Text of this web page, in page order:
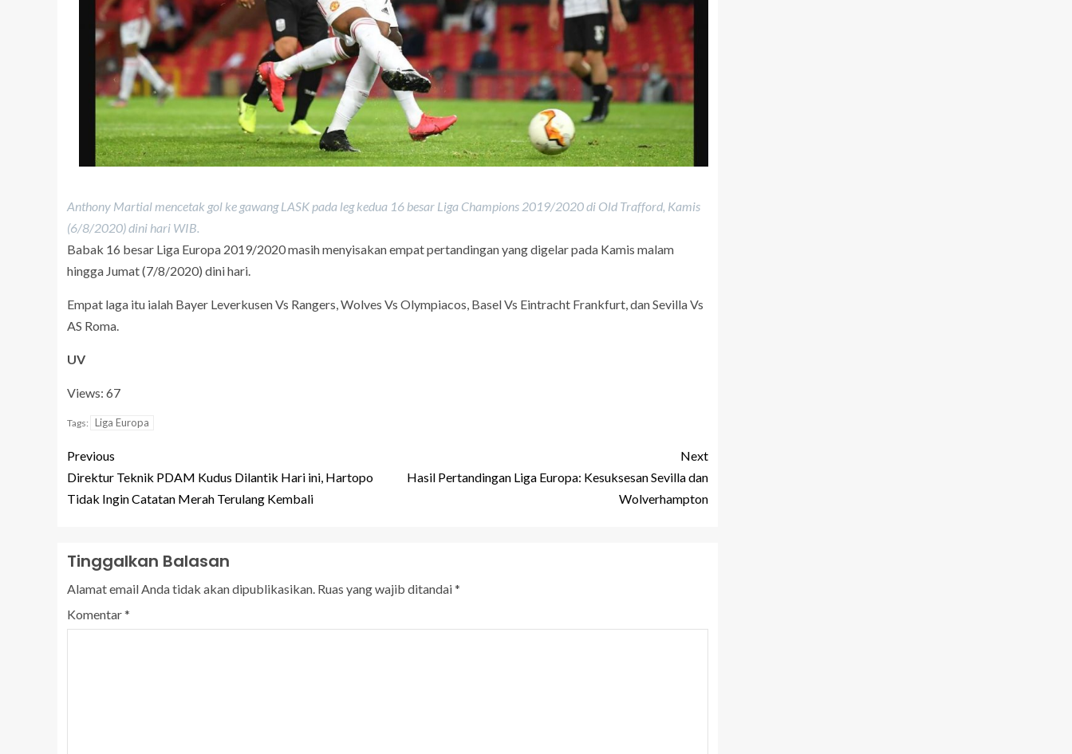
Anthony Martial mencetak gol ke gawang LASK pada leg kedua 16 besar Liga Champions 2019/2020 di Old Trafford, Kamis
(6/8/2020) dini hari WIB.
Babak 16 besar Liga Europa 2019/2020 masih menyisakan empat pertandingan yang digelar pada Kamis malam
hingga Jumat (7/8/2020) dini hari.
Empat laga itu ialah Bayer Leverkusen Vs Rangers, Wolves Vs Olympiacos, Basel Vs Eintracht Frankfurt, dan Sevilla Vs
AS Roma.
UV
Views: 67
Tags: Liga Europa
Previous
Direktur Teknik PDAM Kudus Dilantik Hari ini, Hartopo
Tidak Ingin Catatan Merah Terulang Kembali
Next
Hasil Pertandingan Liga Europa: Kesuksesan Sevilla dan
Wolverhampton
Tinggalkan Balasan
Alamat email Anda tidak akan dipublikasikan. Ruas yang wajib ditandai*
Komentar*